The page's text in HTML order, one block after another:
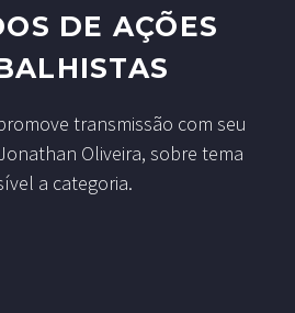
DE AÇÕES
transmissão com seu
Oliveira, sobre tema
a categoria.